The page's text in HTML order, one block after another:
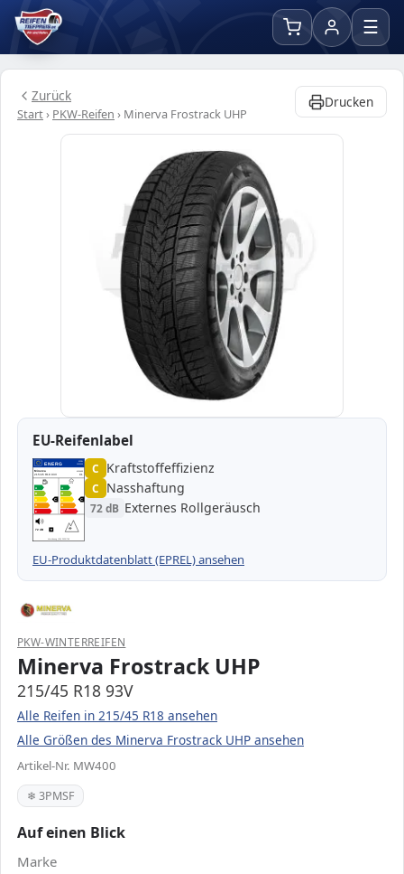
☰
Zurück
Start› PKW-Reifen › Minerva Frostrack UHP
Drucken
EU-Reifenlabel
ENERG 1000000
Minerva MW400
215/45 R18 93V C1
A
B
C
C
D
E
A
B
C
C
D
E
72 dB B
Verordnung (EU) 2020/740
C Kraftstoffeffizienz
C Nasshaftung
72 dB Externes Rollgeräusch
EU-Produktdatenblatt (EPREL) ansehen
PKW-WINTERREIFEN
Minerva Frostrack UHP
215/45 R18 93V
Alle Reifen in 215/45 R18 ansehen
Alle Größen des Minerva Frostrack UHP ansehen
Artikel-Nr. MW400
❄ 3PMSF
Auf einen Blick
Marke